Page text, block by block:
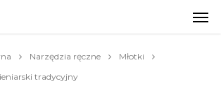
Narzędzia ręczne
Młotki
tradycyjny